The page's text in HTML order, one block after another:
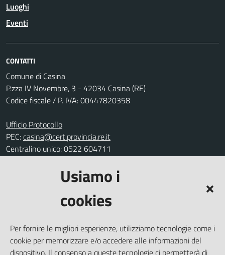
Usiamo i
cookies
Per fornire le migliori esperienze, utilizziamo tecnologie come i
cookie per memorizzare e/o accedere alle informazioni del
dispositivo. Il consenso a queste tecnologie ci permetterà di
Luoghi
Eventi
CONTATTI
Comune di Casina
P.zza IV Novembre, 3 - 42034 Casina (RE)
Codice fiscale / P. IVA: 00447820358
Ufficio Protocollo
PEC:casina@cert.provincia.re.it
Centralino unico: 0522 604711
Segnalazione disservizio
Amministrazione trasparente
Informativa privacy